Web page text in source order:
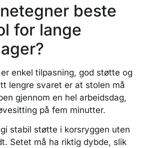
beste
for lange
enkel tilpasning, god støtte og
lengre svaret er at stolen må
gjennom en hel arbeidsdag,
på fem minutter.
stabil støtte i korsryggen uten
Setet må ha riktig dybde, slik